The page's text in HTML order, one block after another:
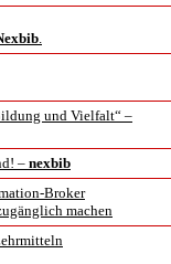
.
und Vielfalt“ –
– nexbib
Broker
machen
von